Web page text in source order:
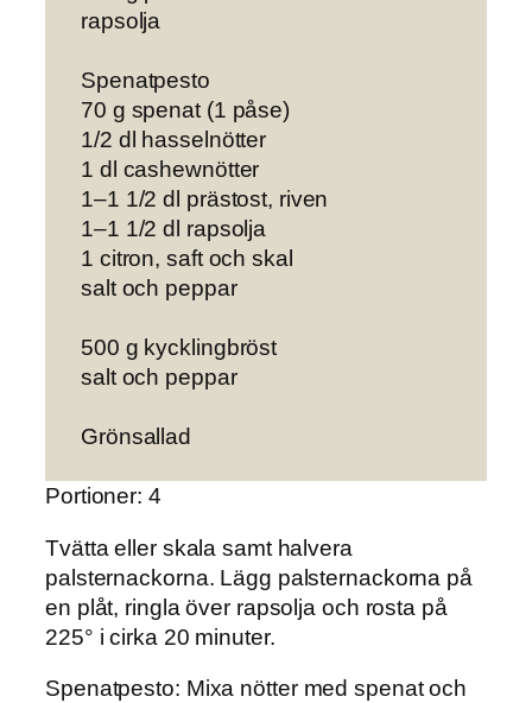
rapsolja
Spenatpesto
70 g spenat (1 påse)
1/2 dl hasselnötter
1 dl cashewnötter
1–1 1/2 dl prästost, riven
1–1 1/2 dl rapsolja
1 citron, saft och skal
salt och peppar
500 g kycklingbröst
salt och peppar
Grönsallad
Portioner: 4
Tvätta eller skala samt halvera
palsternackorna. Lägg palsternackorna på
en plåt, ringla över rapsolja och rosta på
225° i cirka 20 minuter.
Spenatpesto: Mixa nötter med spenat och